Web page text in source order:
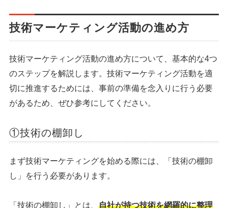
技術マーケティング活動の進め方
技術マーケティング活動の進め方について、基本的な4つ
のステップを解説します。技術マーケティング活動を適
切に推進するためには、事前の準備を念入りに行う必要
があるため、ぜひ参考にしてください。
①技術の棚卸し
まず技術マーケティングを始める際には、「技術の棚卸
し」を行う必要があります。
「技術の棚卸し」とは、 自社が持つ技術を網羅的に整理